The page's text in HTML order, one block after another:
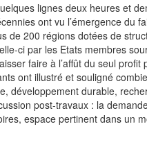
lignes deux heures et
ont vu l’émergence du
de 200 régions dotées de
ci par les Etats membres
faire à l’affût du seul
ont illustré et souligné
développement durable,
post-travaux : la
espace pertinent dans un